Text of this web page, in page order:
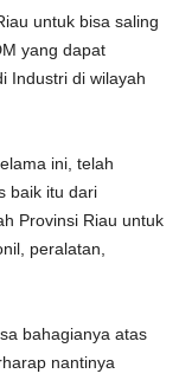
untuk bisa saling
yang dapat
Industri di wilayah
ini, telah
baik itu dari
Provinsi Riau untuk
peralatan,
bahagianya atas
nantinya